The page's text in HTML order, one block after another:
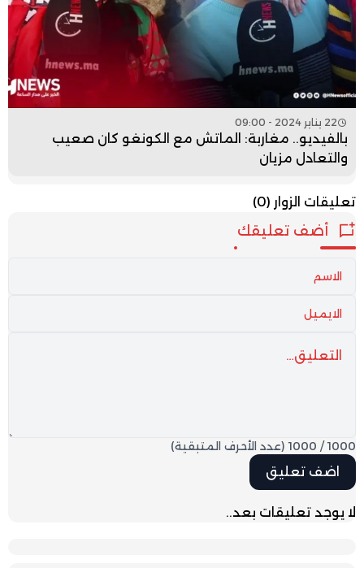
22 يناير 2024 - 09:00
بالفيديو.. مغاربة: الماتش مع الكونغو كان صعيب
والتعادل مزيان
تعليقات الزوار (0)
أضف تعليقك
1000
/
1000 (عدد الأحرف المتبقية)
لا يوجد تعليقات بعد..